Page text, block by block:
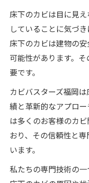
床下のカビは目に見
していることに気づ
床下のカビは建物の
可能性があります。
要です。
カビバスターズ福岡
績と革新的なアプロ
は多くのお客様のカ
おり、その信頼性と
います。
私たちの専門技術の一